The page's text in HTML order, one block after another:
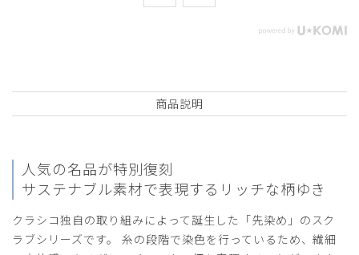
商品説明
人気の名品が特別復刻
サステナブル素材で表現するリッチな柄ゆき
クラシコ独自の取り組みによって誕生した「先染め」のスク
ラブシリーズです。 糸の段階で染色を行っているため、繊細